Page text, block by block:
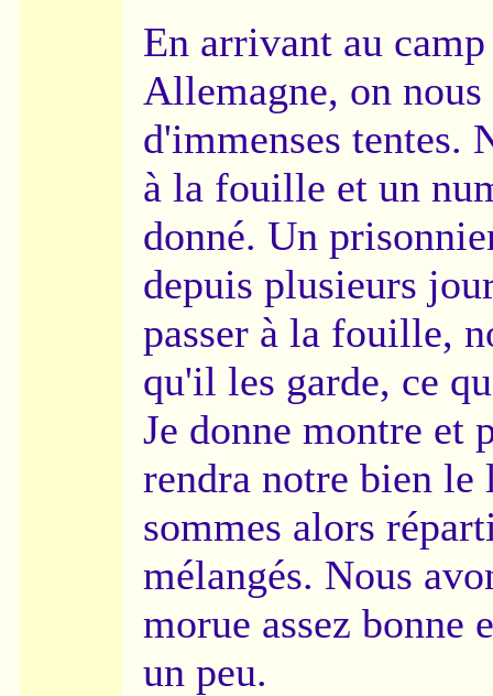
En arrivant au camp
Allemagne, on
d'immenses tentes.
à la fouille et un
donné. Un
depuis plusieurs
passer à la fouille,
qu'il les garde, ce
Je donne montre et
rendra notre bien
sommes alors
mélangés. Nous
morue assez bonne
un peu.